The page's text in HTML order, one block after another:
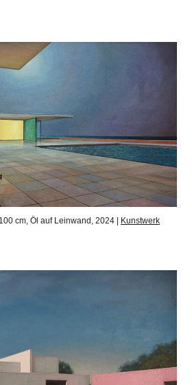
cm, Öl auf Leinwand, 2024 |
Kunstwerk